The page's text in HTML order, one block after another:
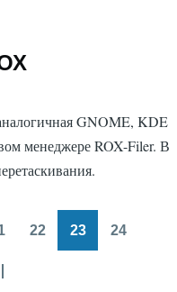
GNOME, KDE
менеджере ROX-Filer. В
22 23 24
Последняя